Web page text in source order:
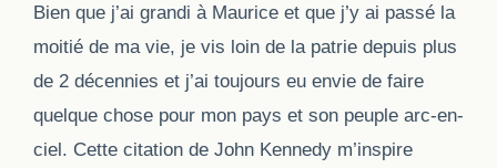
Bien que j’ai grandi à Maurice et que j’y ai passé la
moitié de ma vie, je vis loin de la patrie depuis plus
de 2 décennies et j’ai toujours eu envie de faire
quelque chose pour mon pays et son peuple arc-en-
ciel. Cette citation de John Kennedy m’inspire